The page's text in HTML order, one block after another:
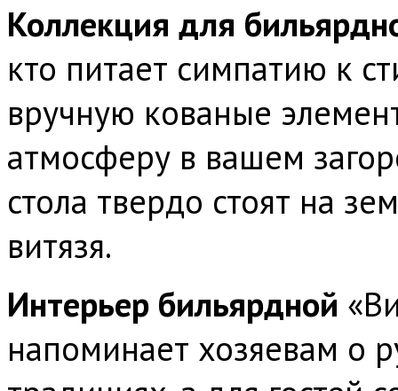
Коллекция для
кто питает симпатию к
вручную кованые
атмосферу в вашем
стола твердо стоят на
витязя.
Интерьер бильярдной
напоминает хозяевам о